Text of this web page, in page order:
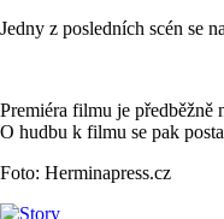
Jedny z posledních scén se
Premiéra filmu je předběžně
O hudbu k filmu se pak
Foto: Herminapress.cz